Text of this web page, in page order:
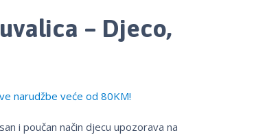
– Djeco,
narudžbe veće od 80KM!
i poučan način djecu upozorava na